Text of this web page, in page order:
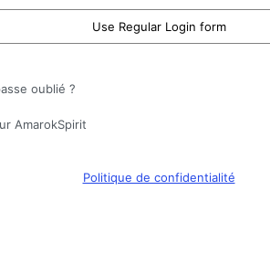
Use Regular Login form
oublié ?
AmarokSpirit
Politique de confidentialité